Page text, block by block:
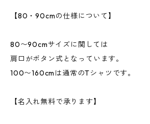
【80・90cmの仕様について】
80〜90cmサイズに関しては
肩口がボタン式となっています。
100〜160cmは通常のTシャツです。
【名入れ無料で承ります】